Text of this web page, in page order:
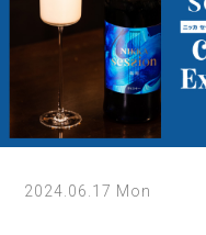
2024.06.17 Mon